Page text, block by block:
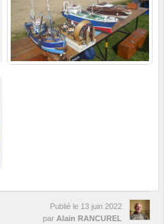
Publié le 13 juin 2022
par Alain RANCUREL